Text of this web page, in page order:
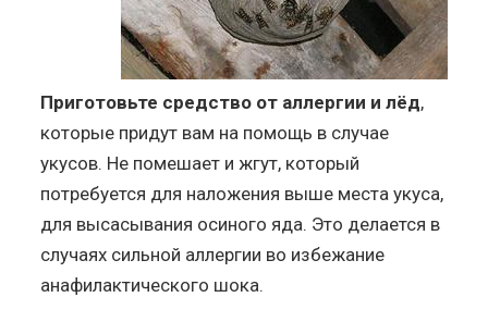
Приготовьте средство от аллергии и лёд,
которые придут вам на помощь в случае
укусов. Не помешает и жгут, который
потребуется для наложения выше места укуса,
для высасывания осиного яда. Это делается в
случаях сильной аллергии во избежание
анафилактического шока.